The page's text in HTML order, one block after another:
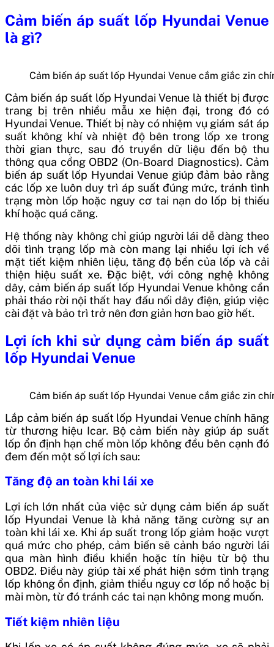
Cảm biến áp suất lốp Hyundai Venue
là gì?
Cảm biến áp suất lốp Hyundai Venue cắm giắc zin
Cảm biến áp suất lốp Hyundai Venue là thiết bị được
trang bị trên nhiều mẫu xe hiện đại, trong đó có
Hyundai Venue. Thiết bị này có nhiệm vụ giám sát áp
suất không khí và nhiệt độ bên trong lốp xe trong
thời gian thực, sau đó truyền dữ liệu đến bộ thu
thông qua cổng OBD2 (On-Board Diagnostics). Cảm
biến áp suất lốp Hyundai Venue giúp đảm bảo rằng
các lốp xe luôn duy trì áp suất đúng mức, tránh tình
trạng mòn lốp hoặc nguy cơ tai nạn do lốp bị thiếu
khí hoặc quá căng.
Hệ thống này không chỉ giúp người lái dễ dàng theo
dõi tình trạng lốp mà còn mang lại nhiều lợi ích về
mặt tiết kiệm nhiên liệu, tăng độ bền của lốp và cải
thiện hiệu suất xe. Đặc biệt, với công nghệ không
dây, cảm biến áp suất lốp Hyundai Venue không cần
phải tháo rời nội thất hay đấu nối dây điện, giúp việc
cài đặt và bảo trì trở nên đơn giản hơn bao giờ hết.
Lợi ích khi sử dụng cảm biến áp suất
lốp Hyundai Venue
Cảm biến áp suất lốp Hyundai Venue cắm giắc zin
Lắp cảm biến áp suất lốp Hyundai Venue chính hãng
từ thương hiệu Icar. Bộ cảm biến này giúp áp suất
lốp ổn định hạn chế mòn lốp không đều bên cạnh đó
đem đến một số lợi ích sau:
Tăng độ an toàn khi lái xe
Lợi ích lớn nhất của việc sử dụng cảm biến áp suất
lốp Hyundai Venue là khả năng tăng cường sự an
toàn khi lái xe. Khi áp suất trong lốp giảm hoặc vượt
quá mức cho phép, cảm biến sẽ cảnh báo người lái
qua màn hình điều khiển hoặc tín hiệu từ bộ thu
OBD2. Điều này giúp tài xế phát hiện sớm tình trạng
lốp không ổn định, giảm thiểu nguy cơ lốp nổ hoặc bị
mài mòn, từ đó tránh các tai nạn không mong muốn.
Tiết kiệm nhiên liệu